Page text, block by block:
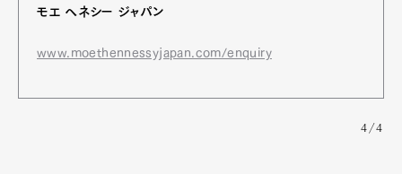
モエ ヘネシー ジャパン
www.moethennessyjapan.com/enquiry
4/4